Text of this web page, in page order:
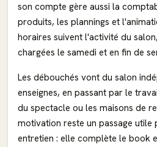
son compte gère aussi la
produits, les plannings et
horaires suivent l'activité du
chargées le samedi et en fin de
Les débouchés vont du salon
enseignes, en passant par le
du spectacle ou les maisons de
motivation reste un passage utile
entretien : elle complète le book